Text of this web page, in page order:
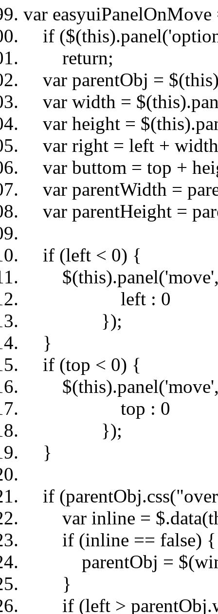
var
if
return;
var parentObj =
var width =
var height =
var right = left +
var buttom = top +
var parentWidth =
var parentHeight =
if (left < 0) {
left : 0
});
}
if (top < 0) {
top : 0
});
}
if
var inline =
if (inline == false) {
parentObj =
}
if (left >